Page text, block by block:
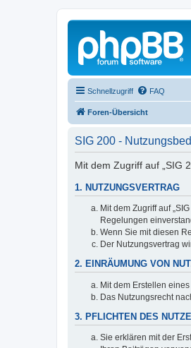
Schnellzugriff FAQ
Foren-Übersicht
SIG 200 -
Mit dem Zugriff auf „SIG
1. NUTZUNGSVERTRAG
Mit dem Zugriff auf
Regelungen
Wenn Sie mit diesen
Der Nutzungsvertrag
2. EINRÄUMUNG VON
Mit dem Erstellen
Das Nutzungsrecht
3. PFLICHTEN DES
Sie erklären mit der